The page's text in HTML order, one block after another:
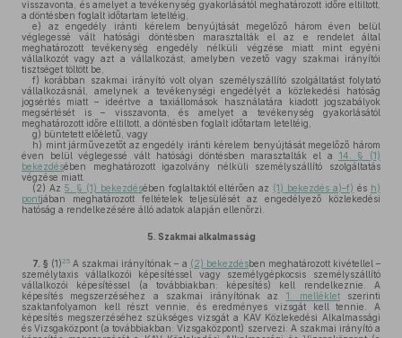
visszavonta, és amelyet a tevékenység gyakorlásától meghatározott időre eltiltott,
a döntésben foglalt időtartam leteltéig,
e) az engedély iránti kérelem benyújtását megelőző három éven belül
véglegessé vált hatósági döntésben marasztalták el az e rendelet által
meghatározott tevékenység engedély nélküli végzése miatt mint egyéni
vállalkozót vagy azt a vállalkozást, amelyben vezető vagy szakmai irányítói
tisztséget töltött be,
f) korábban szakmai irányító volt olyan személyszállító szolgáltatást folytató
vállalkozásnál, amelynek a tevékenységi engedélyét a közlekedési hatóság
jogsértés miatt – ideértve a taxiállomások használatára kiadott jogszabályok
megsértését is – visszavonta, és amelyet a tevékenység gyakorlásától
meghatározott időre eltiltott, a döntésben foglalt időtartam leteltéig,
g) büntetett előéletű, vagy
h) mint járművezetőt az engedély iránti kérelem benyújtását megelőző három
éven belül véglegessé vált hatósági döntésben marasztalták el a 14. § (1)
bekezdésében meghatározott igazolvány nélküli személyszállító szolgáltatás
végzése miatt.
(2) Az 5. § (1) bekezdésében foglaltaktól eltérően az (1) bekezdés a)–f) és h)
pontjában meghatározott feltételek teljesülését az engedélyező közlekedési
hatóság a rendelkezésére álló adatok alapján ellenőrzi.
5. Szakmai alkalmasság
7. § (1) 25 A szakmai irányítónak – a (2) bekezdésben meghatározott kivétellel –
személytaxis vállalkozói képesítéssel vagy személygépkocsis személyszállító
vállalkozói képesítéssel (a továbbiakban: képesítés) kell rendelkeznie. A
képesítés megszerzéséhez a szakmai irányítónak az 1. mellékletszerinti
szaktanfolyamon kell részt vennie, és eredményes vizsgát kell tennie. A
képesítés megszerzéséhez szükséges vizsgát a KAV Közlekedési Alkalmassági
és Vizsgaközpont (a továbbiakban: Vizsgaközpont) szervezi. A szakmai irányító a